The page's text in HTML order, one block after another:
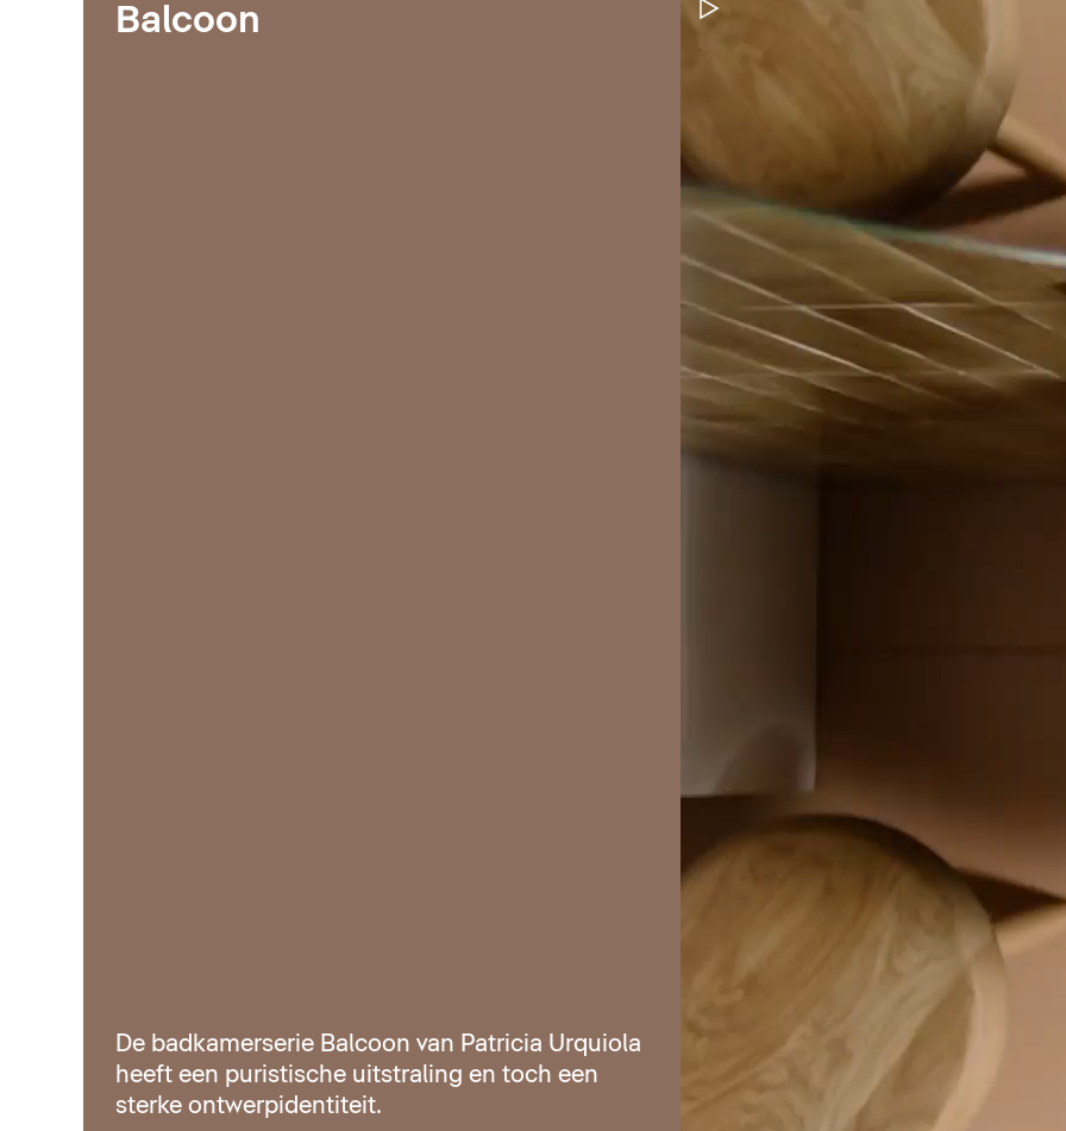
Video pauzeren
Balcoon
De badkamerserie Balcoon van Patricia Urquiola
heeft een puristische uitstraling en toch een
sterke ontwerpidentiteit.